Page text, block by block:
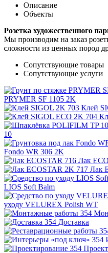
Описание
Объекты
Розетка художественного
Мы производим на заказ
сложности из ценных пород
Сопутствующие товары
Сопутствующие услуги
PRYMER SF 1105 2K
Клей
10
Fondo WR 306 2K
Лак
Лак
LIOS Soft Balm
уходу VELUREX Polish WT
Доставка